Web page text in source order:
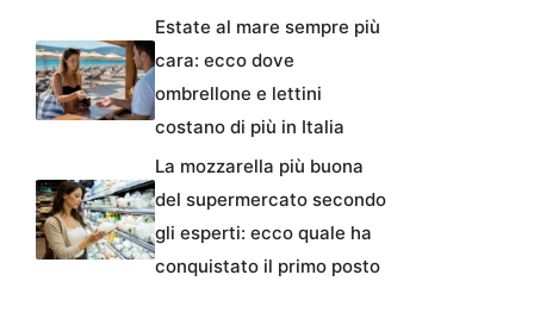
Estate al mare sempre più
cara: ecco dove
ombrellone e lettini
costano di più in Italia
La mozzarella più buona
del supermercato secondo
gli esperti: ecco quale ha
conquistato il primo posto